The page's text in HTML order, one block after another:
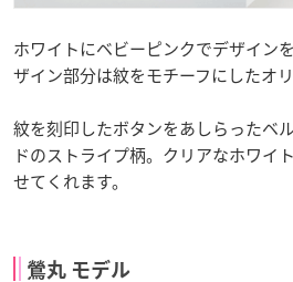
ホワイトにベビーピンクでデザイン
ザイン部分は紋をモチーフにしたオ
紋を刻印したボタンをあしらったベ
ドのストライプ柄。クリアなホワイ
せてくれます。
鶯丸 モデル